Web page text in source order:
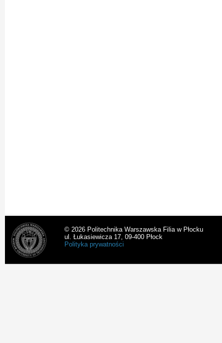
© 2026 Politechnika Warszawska Filia w Płocku
ul. Łukasiewicza 17, 09-400 Płock
Polityka prywatności